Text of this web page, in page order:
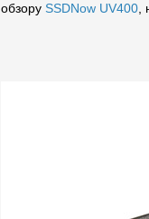
обзору SSDNow UV400,